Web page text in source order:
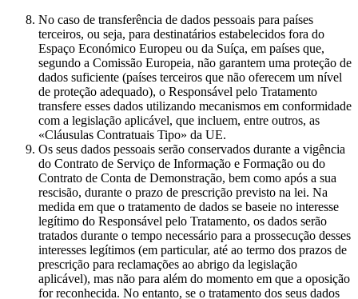
No caso de transferência de dados pessoais para países
terceiros, ou seja, para destinatários estabelecidos fora do
Espaço Económico Europeu ou da Suíça, em países que,
segundo a Comissão Europeia, não garantem uma proteção de
dados suficiente (países terceiros que não oferecem um nível
de proteção adequado), o Responsável pelo Tratamento
transfere esses dados utilizando mecanismos em conformidade
com a legislação aplicável, que incluem, entre outros, as
«Cláusulas Contratuais Tipo» da UE.
Os seus dados pessoais serão conservados durante a vigência
do Contrato de Serviço de Informação e Formação ou do
Contrato de Conta de Demonstração, bem como após a sua
rescisão, durante o prazo de prescrição previsto na lei. Na
medida em que o tratamento de dados se baseie no interesse
legítimo do Responsável pelo Tratamento, os dados serão
tratados durante o tempo necessário para a prossecução desses
interesses legítimos (em particular, até ao termo dos prazos de
prescrição para reclamações ao abrigo da legislação
aplicável), mas não para além do momento em que a oposição
for reconhecida. No entanto, se o tratamento dos seus dados